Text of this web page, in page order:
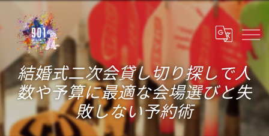
結婚式二次会貸し切り探しで人
数や予算に最適な会場選びと失
敗しない予約術